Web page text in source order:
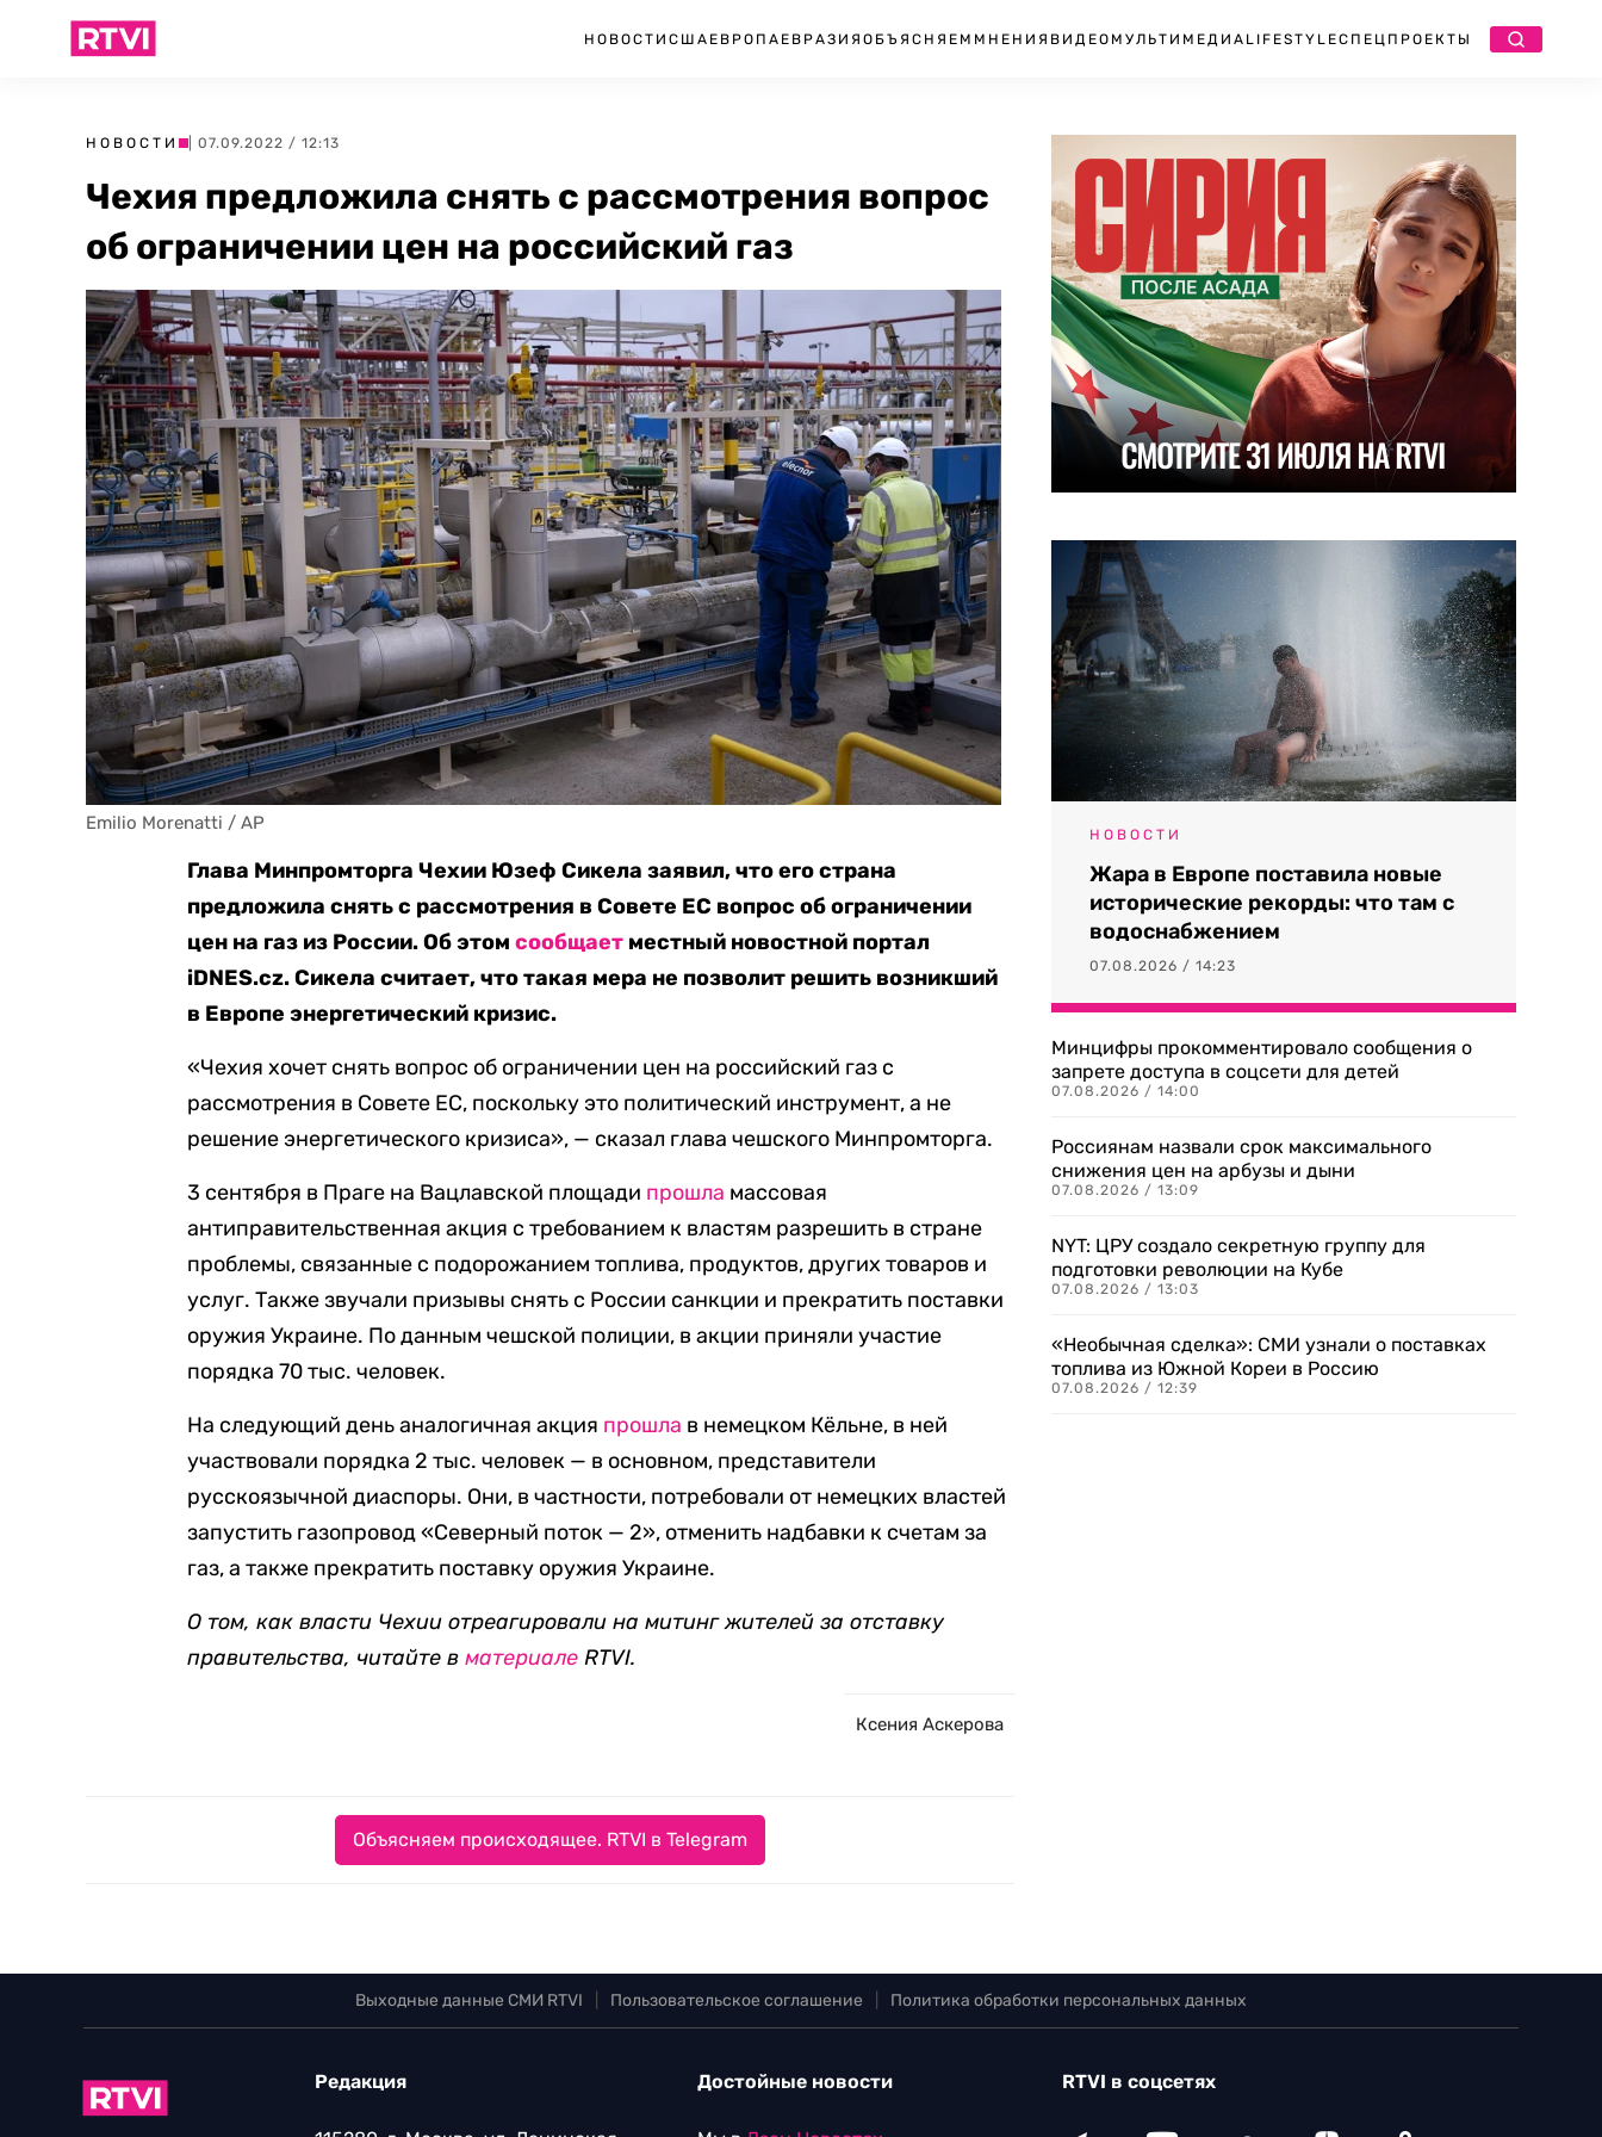
НОВОСТИ США ЕВРОПА ЕВРАЗИЯ ОБЪЯСНЯЕМ МНЕНИЯ ВИДЕО МУЛЬТИМЕДИА LIFESTYLEСПЕЦПРОЕКТЫ
НОВОСТИ | 07.09.2022 / 12:13
Чехия предложила снять с рассмотрения вопрос
об ограничении цен на российский газ
Emilio Morenatti / AP
Глава Минпромторга Чехии Юзеф Сикела заявил, что его страна
предложила снять с рассмотрения в Совете ЕС вопрос об ограничении
цен на газ из России. Об этомсообщает местный новостной портал
iDNES.cz. Сикела считает, что такая мера не позволит решить возникший
в Европе энергетический кризис.
«Чехия хочет снять вопрос об ограничении цен на российский газ с
рассмотрения в Совете ЕС, поскольку это политический инструмент, а не
решение энергетического кризиса», — сказал глава чешского Минпромторга.
3 сентября в Праге на Вацлавской площади прошла массовая
антиправительственная акция с требованием к властям разрешить в стране
проблемы, связанные с подорожанием топлива, продуктов, других товаров и
услуг. Также звучали призывы снять с России санкции и прекратить поставки
оружия Украине. По данным чешской полиции, в акции приняли участие
порядка 70 тыс. человек.
На следующий день аналогичная акция прошла в немецком Кёльне, в ней
участвовали порядка 2 тыс. человек — в основном, представители
русскоязычной диаспоры. Они, в частности, потребовали от немецких властей
запустить газопровод «Северный поток — 2», отменить надбавки к счетам за
газ, а также прекратить поставку оружия Украине.
О том, как власти Чехии отреагировали на митинг жителей за отставку
правительства, читайте в материале RTVI.
Ксения Аскерова
Объясняем происходящее. RTVI в Telegram
НОВОСТИ
Жара в Европе поставила новые
исторические рекорды: что там с
водоснабжением
07.08.2026 / 14:23
Минцифры прокомментировало сообщения о
запрете доступа в соцсети для детей
07.08.2026 / 14:00
Россиянам назвали срок максимального
снижения цен на арбузы и дыни
07.08.2026 / 13:09
NYT: ЦРУ создало секретную группу для
подготовки революции на Кубе
07.08.2026 / 13:03
«Необычная сделка»: СМИ узнали о поставках
топлива из Южной Кореи в Россию
07.08.2026 / 12:39
Выходные данные СМИ RTVI Пользовательское соглашение Политика обработки персональных данных
Редакция Достойные новости RTVI в соцсетях